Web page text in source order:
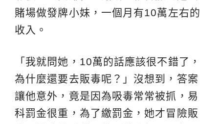
賭場做發牌小妹，一個月有10萬左右的
收入。
「我就問她，10萬的話應該很不錯了，
為什麼還要去販毒呢？」沒想到，答案
讓他意外，竟是因為吸毒常常被抓，易
科罰金很重，為了繳罰金，她才冒險販